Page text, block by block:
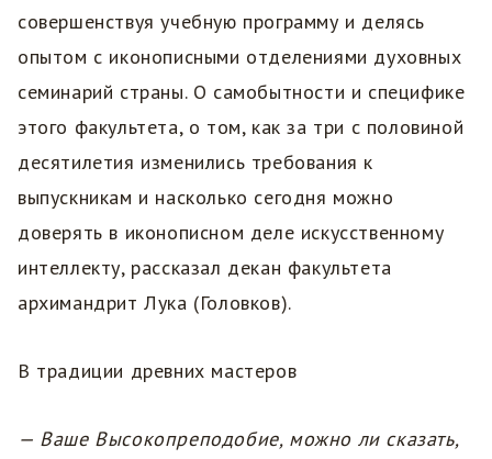
совершенствуя учебную программу и делясь
опытом с иконописными отделениями духовных
семинарий страны. О самобытности и специфике
этого факультета, о том, как за три с половиной
десятилетия изменились требования к
выпускникам и насколько сегодня можно
доверять в иконописном деле искусственному
интеллекту, рассказал декан факультета
архимандрит Лука (Головков).
В традиции древних мастеров
— Ваше Высокопреподобие, можно ли сказать,